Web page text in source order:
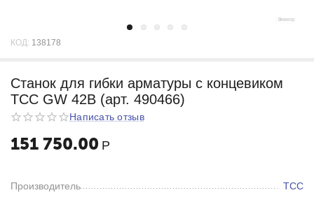
КОД: 138178
Станок для гибки арматуры с концевиком
ТСС GW 42В (арт. 490466)
Написать отзыв
151 750.00 Р
Производитель ТСС